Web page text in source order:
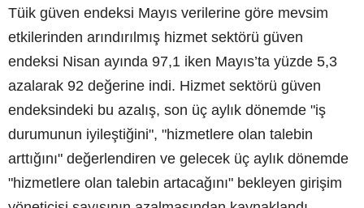
Tüik güven endeksi Mayıs verilerine göre mevsim
etkilerinden arındırılmış hizmet sektörü güven
endeksi Nisan ayında 97,1 iken Mayıs’ta yüzde 5,3
azalarak 92 değerine indi. Hizmet sektörü güven
endeksindeki bu azalış, son üç aylık dönemde "iş
durumunun iyileştiğini", "hizmetlere olan talebin
arttığını" değerlendiren ve gelecek üç aylık dönemde
"hizmetlere olan talebin artacağını" bekleyen girişim